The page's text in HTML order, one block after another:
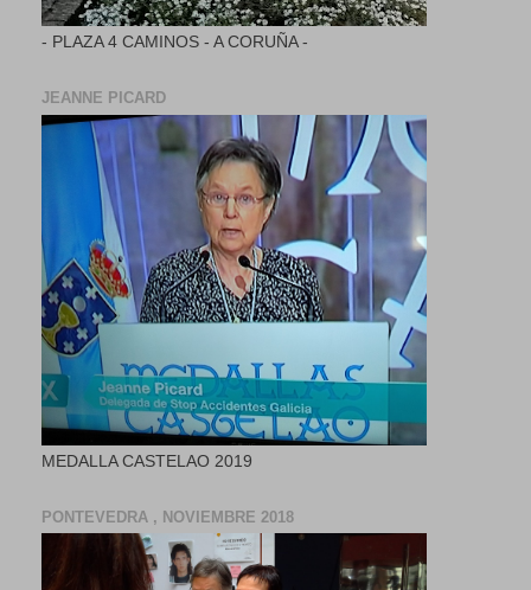
- PLAZA 4 CAMINOS - A CORUÑA -
JEANNE PICARD
MEDALLA CASTELAO 2019
PONTEVEDRA , NOVIEMBRE 2018